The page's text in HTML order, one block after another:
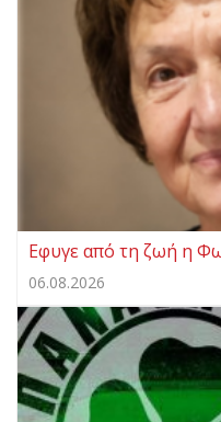
Eφυγε από τη ζωή η
06.08.2026